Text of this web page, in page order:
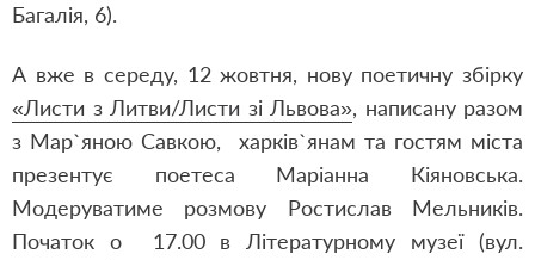
Багалія, 6).
А вже в середу, 12 жовтня, нову поетичну збірку
«Листи з Литви/Листи зі Львова», написану разом
з Мар`яною Савкою, харків`янам та гостям міста
презентує поетеса Маріанна Кіяновська.
Модеруватиме розмову Ростислав Мельників.
Початок о 17.00 в Літературному музеї (вул.